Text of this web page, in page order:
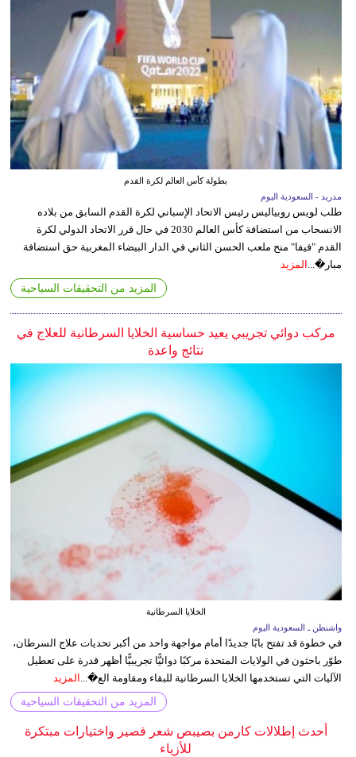
بطولة كأس العالم لكرة القدم
مدريد - السعودية اليوم
طلب لويس روبياليس رئيس الاتحاد الإسباني لكرة القدم السابق من بلاده
الانسحاب من استضافة كأس العالم 2030 في حال قرر الاتحاد الدولي لكرة
القدم "فيفا" منح ملعب الحسن الثاني في الدار البيضاء المغربية حق استضافة
مبار�... المزيد
المزيد من التحقيقات السياحية
مركب دوائي تجريبي يعيد حساسية الخلايا السرطانية للعلاج في
نتائج واعدة
الخلايا السرطانية
واشنطن ـ السعودية اليوم
في خطوة قد تفتح بابًا جديدًا أمام مواجهة واحد من أكبر تحديات علاج السرطان،
طوّر باحثون في الولايات المتحدة مركبًا دوائيًّا تجريبيًّا أظهر قدرة على تعطيل
الآليات التي تستخدمها الخلايا السرطانية للبقاء ومقاومة الع�... المزيد
المزيد من التحقيقات السياحية
أحدث إطلالات كارمن بصيبص شعر قصير واختيارات مبتكرة
للأزياء